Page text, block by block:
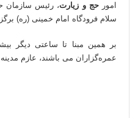
امورحج و زیارت، رئیس سازمان
سلام فرودگاه امام خمینی (ره)
عمره‌گزاران می باشند، عازم